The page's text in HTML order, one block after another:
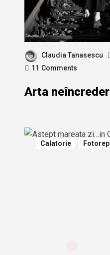
Claudia Tanasescu
11 Comments
Arta
Calatorie